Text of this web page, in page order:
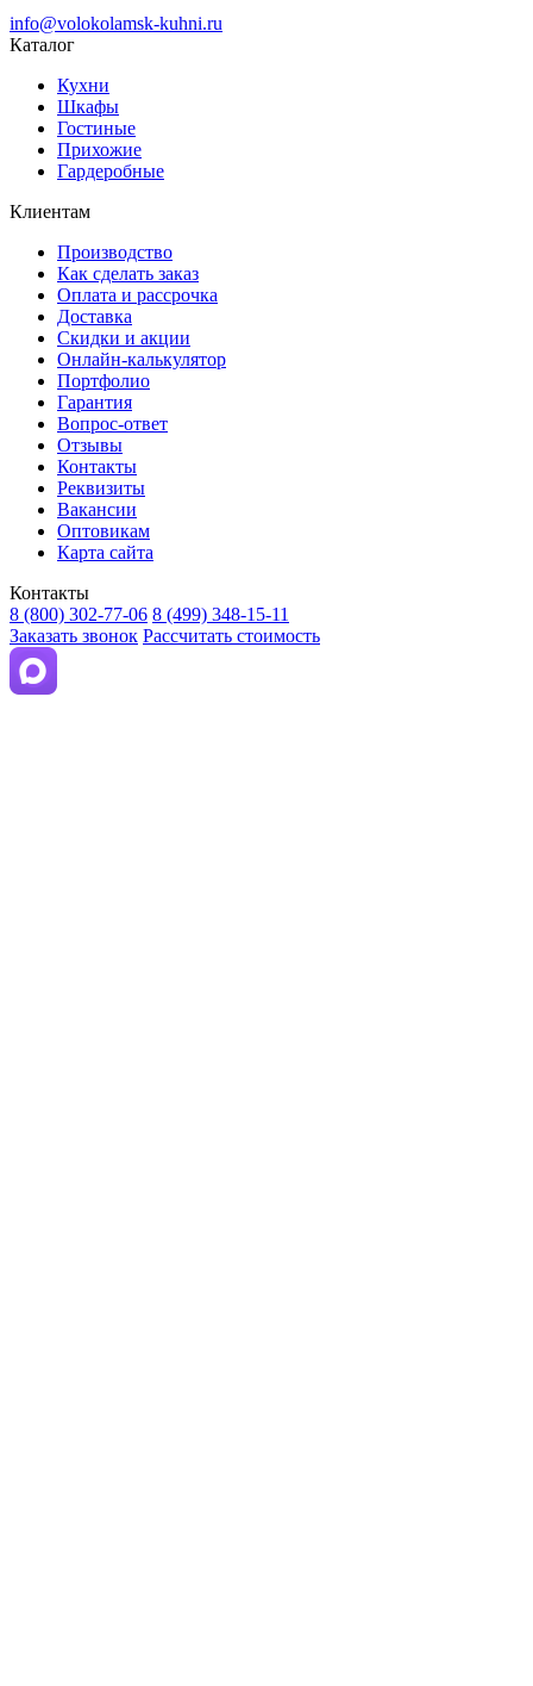
info@volokolamsk-kuhni.ru
Каталог
Кухни
Шкафы
Гостиные
Прихожие
Гардеробные
Клиентам
Производство
Как сделать заказ
Оплата и рассрочка
Доставка
Скидки и акции
Онлайн-калькулятор
Портфолио
Гарантия
Вопрос-ответ
Отзывы
Контакты
Реквизиты
Вакансии
Оптовикам
Карта сайта
Контакты
8 (800) 302-77-06 8 (499) 348-15-11
Заказать звонок Рассчитать стоимость